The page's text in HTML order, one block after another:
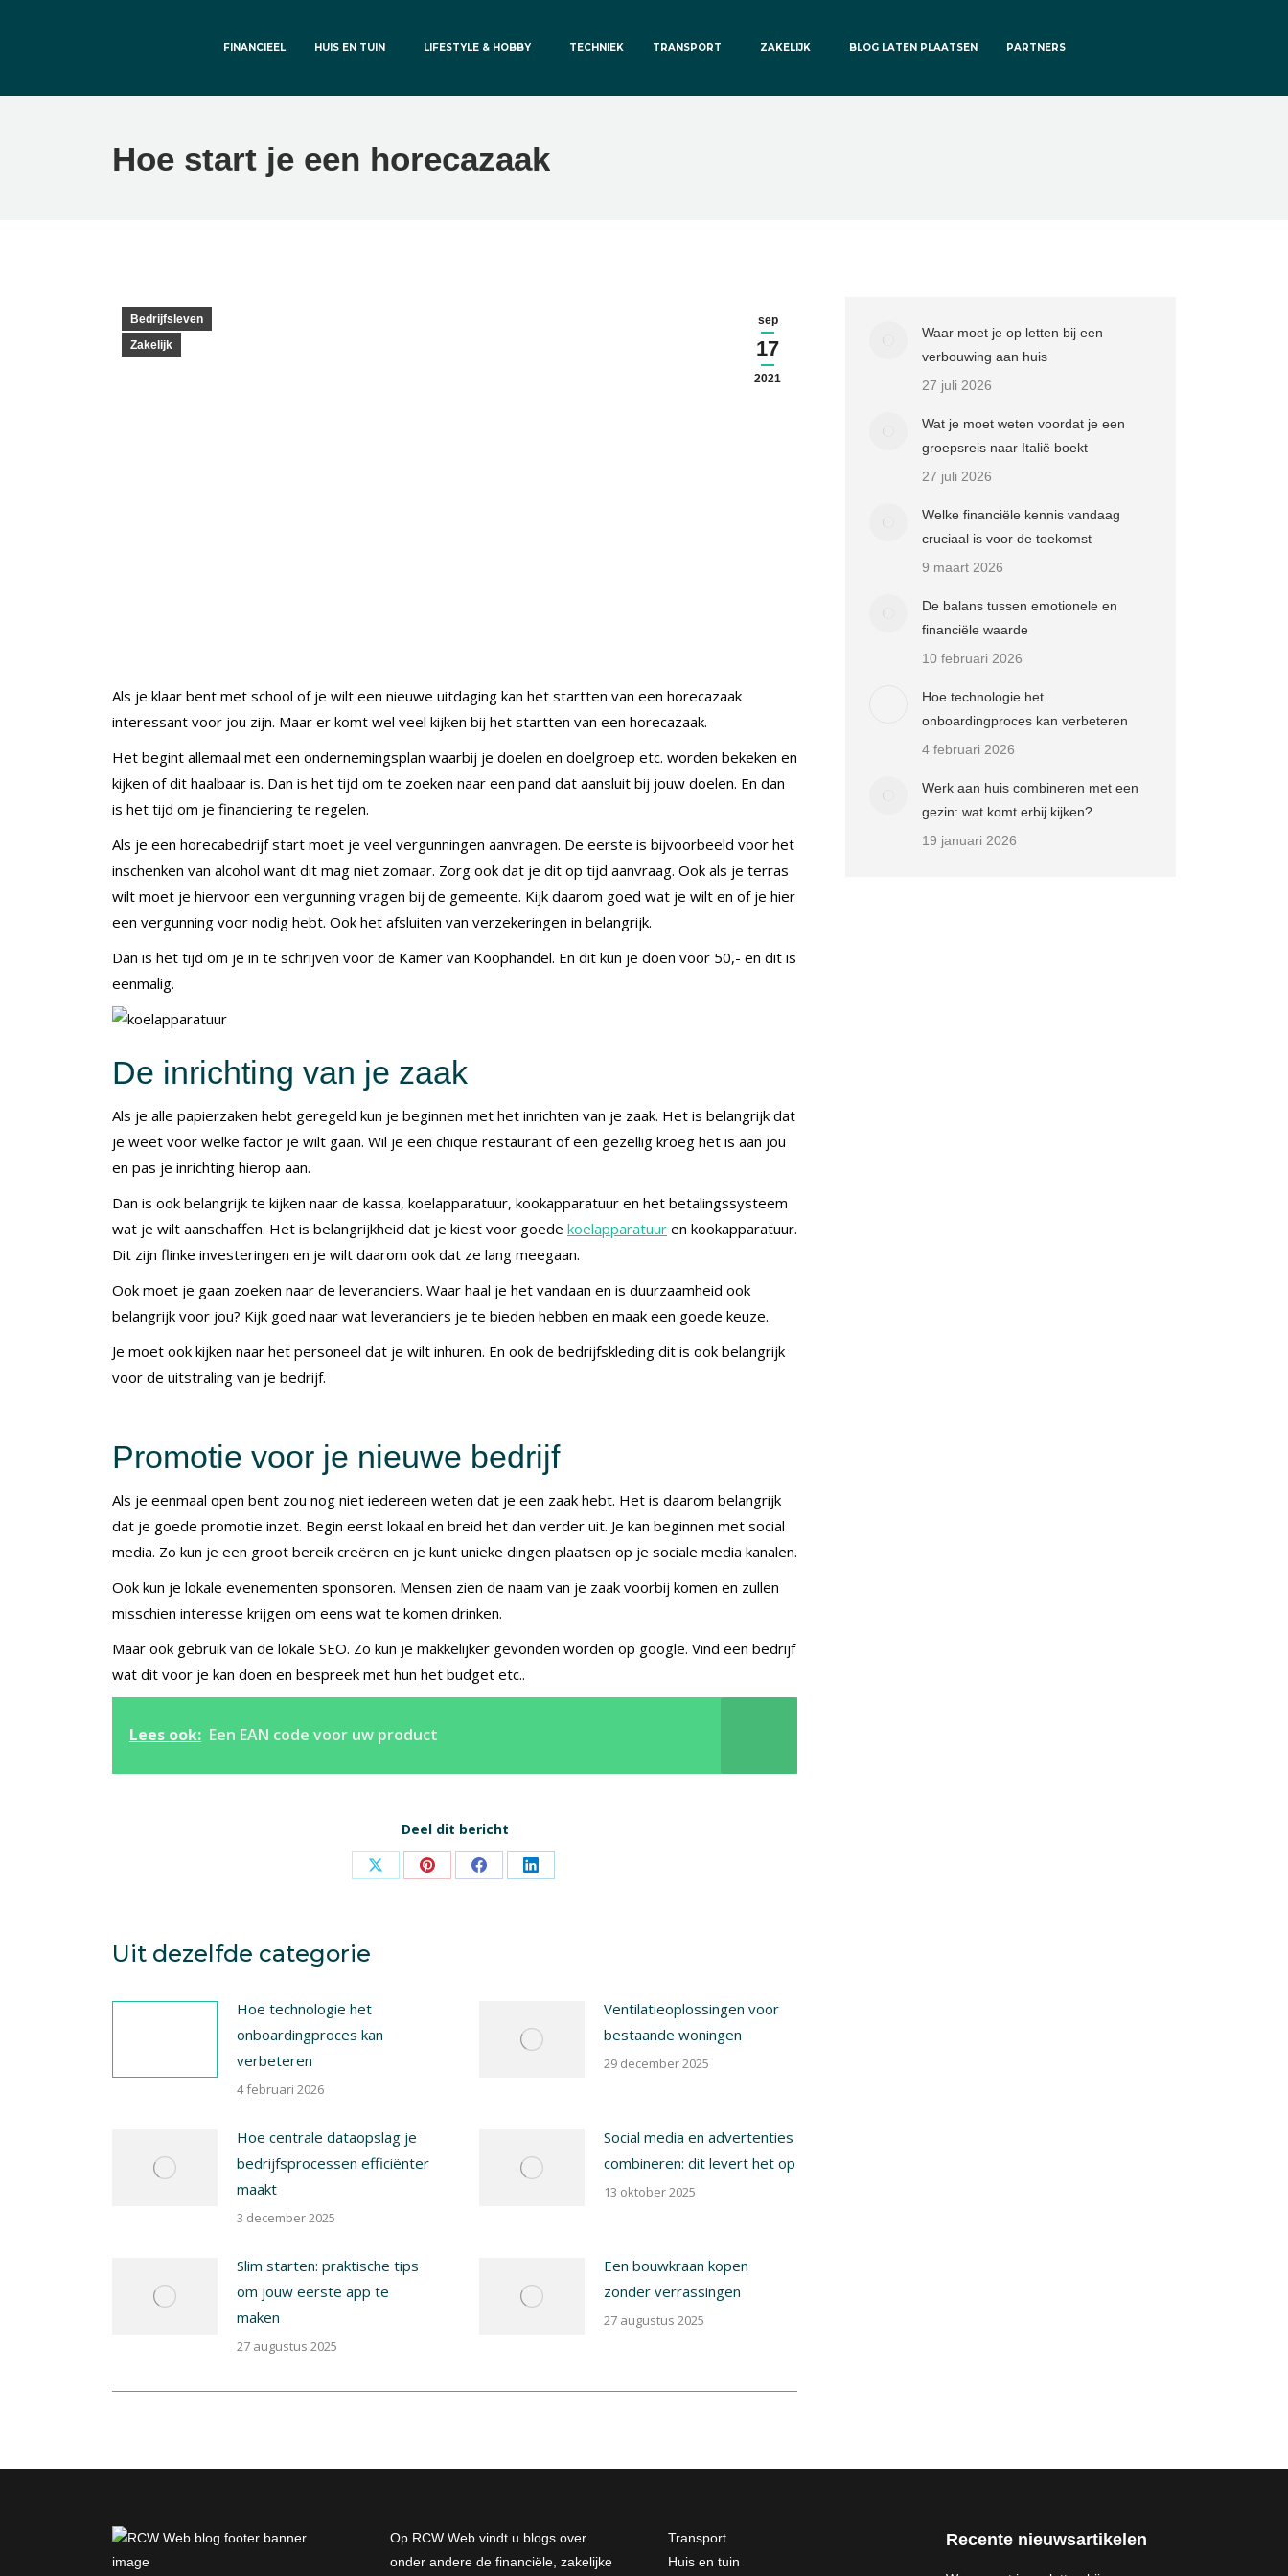
FINANCIEEL HUIS EN TUIN LIFESTYLE & HOBBY TECHNIEK TRANSPORT ZAKELIJK BLOG LATEN PLAATSEN PARTNERS
Hoe start je een horecazaak
sep
17
2021
Bedrijfsleven
Zakelijk
Als je klaar bent met school of je wilt een nieuwe uitdaging kan het startten van een horecazaak
interessant voor jou zijn. Maar er komt wel veel kijken bij het startten van een horecazaak.
Het begint allemaal met een ondernemingsplan waarbij je doelen en doelgroep etc. worden bekeken en
kijken of dit haalbaar is. Dan is het tijd om te zoeken naar een pand dat aansluit bij jouw doelen. En dan
is het tijd om je financiering te regelen.
Als je een horecabedrijf start moet je veel vergunningen aanvragen. De eerste is bijvoorbeeld voor het
inschenken van alcohol want dit mag niet zomaar. Zorg ook dat je dit op tijd aanvraag. Ook als je terras
wilt moet je hiervoor een vergunning vragen bij de gemeente. Kijk daarom goed wat je wilt en of je hier
een vergunning voor nodig hebt. Ook het afsluiten van verzekeringen in belangrijk.
Dan is het tijd om je in te schrijven voor de Kamer van Koophandel. En dit kun je doen voor 50,- en dit is
eenmalig.
De inrichting van je zaak
Als je alle papierzaken hebt geregeld kun je beginnen met het inrichten van je zaak. Het is belangrijk dat
je weet voor welke factor je wilt gaan. Wil je een chique restaurant of een gezellig kroeg het is aan jou
en pas je inrichting hierop aan.
Dan is ook belangrijk te kijken naar de kassa, koelapparatuur, kookapparatuur en het betalingssysteem
wat je wilt aanschaffen. Het is belangrijkheid dat je kiest voor goede koelapparatuur en kookapparatuur.
Dit zijn flinke investeringen en je wilt daarom ook dat ze lang meegaan.
Ook moet je gaan zoeken naar de leveranciers. Waar haal je het vandaan en is duurzaamheid ook
belangrijk voor jou? Kijk goed naar wat leveranciers je te bieden hebben en maak een goede keuze.
Je moet ook kijken naar het personeel dat je wilt inhuren. En ook de bedrijfskleding dit is ook belangrijk
voor de uitstraling van je bedrijf.
Promotie voor je nieuwe bedrijf
Als je eenmaal open bent zou nog niet iedereen weten dat je een zaak hebt. Het is daarom belangrijk
dat je goede promotie inzet. Begin eerst lokaal en breid het dan verder uit. Je kan beginnen met social
media. Zo kun je een groot bereik creëren en je kunt unieke dingen plaatsen op je sociale media kanalen.
Ook kun je lokale evenementen sponsoren. Mensen zien de naam van je zaak voorbij komen en zullen
misschien interesse krijgen om eens wat te komen drinken.
Maar ook gebruik van de lokale SEO. Zo kun je makkelijker gevonden worden op google. Vind een bedrijf
wat dit voor je kan doen en bespreek met hun het budget etc..
Lees ook: Een EAN code voor uw product
Deel dit bericht
Share Share Share Share
Uit dezelfde categorie
Hoe technologie het
onboardingproces kan
verbeteren
4 februari 2026
Ventilatieoplossingen voor
bestaande woningen
29 december 2025
Hoe centrale dataopslag je
bedrijfsprocessen efficiënter
maakt
3 december 2025
Social media en advertenties
combineren: dit levert het op
13 oktober 2025
Slim starten: praktische tips
om jouw eerste app te
maken
27 augustus 2025
Een bouwkraan kopen
zonder verrassingen
27 augustus 2025
Waar moet je op letten bij een
verbouwing aan huis
27 juli 2026
Wat je moet weten voordat je een
groepsreis naar Italië boekt
27 juli 2026
Welke financiële kennis vandaag
cruciaal is voor de toekomst
9 maart 2026
De balans tussen emotionele en
financiële waarde
10 februari 2026
Hoe technologie het
onboardingproces kan verbeteren
4 februari 2026
Werk aan huis combineren met een
gezin: wat komt erbij kijken?
19 januari 2026
Op RCW Web vindt u blogs over
onder andere de financiële, zakelijke
Transport
Huis en tuin
Recente nieuwsartikelen